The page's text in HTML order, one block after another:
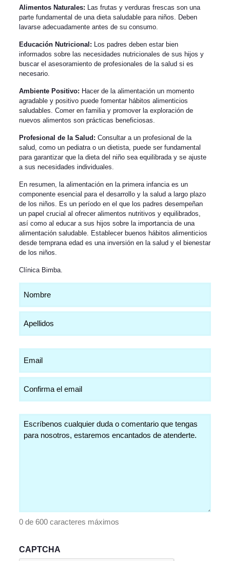
Alimentos Naturales: Las frutas y verduras frescas son una
parte fundamental de una dieta saludable para niños. Deben
lavarse adecuadamente antes de su consumo.
Educación Nutricional: Los padres deben estar bien
informados sobre las necesidades nutricionales de sus hijos y
buscar el asesoramiento de profesionales de la salud si es
necesario.
Ambiente Positivo: Hacer de la alimentación un momento
agradable y positivo puede fomentar hábitos alimenticios
saludables. Comer en familia y promover la exploración de
nuevos alimentos son prácticas beneficiosas.
Profesional de la Salud: Consultar a un profesional de la
salud, como un pediatra o un dietista, puede ser fundamental
para garantizar que la dieta del niño sea equilibrada y se ajuste
a sus necesidades individuales.
En resumen, la alimentación en la primera infancia es un
componente esencial para el desarrollo y la salud a largo plazo
de los niños. Es un período en el que los padres desempeñan
un papel crucial al ofrecer alimentos nutritivos y equilibrados,
así como al educar a sus hijos sobre la importancia de una
alimentación saludable. Establecer buenos hábitos alimenticios
desde temprana edad es una inversión en la salud y el bienestar
de los niños.
Clínica Bimba.
(Obligatorio)
(Obligatorio)
(Obligatorio)
0 de 600 caracteres máximos
CAPTCHA